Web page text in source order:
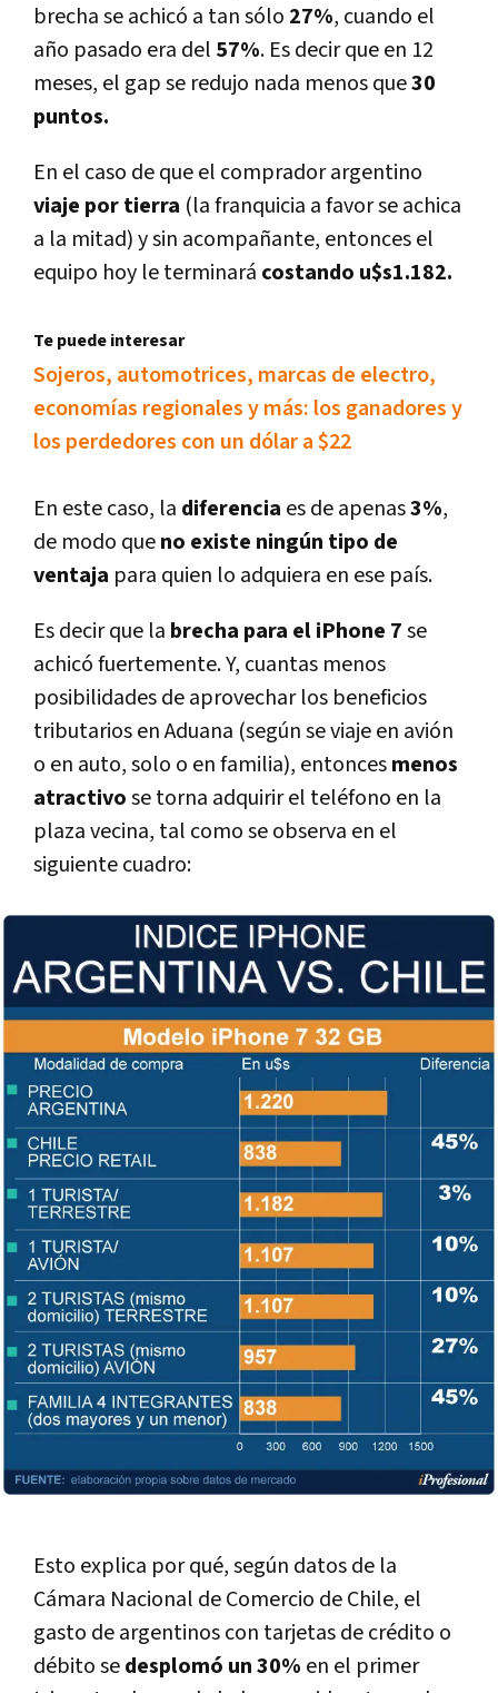
brecha se achicó a tan sólo 27%, cuando el
año pasado era del 57%. Es decir que en 12
meses, el gap se redujo nada menos que30
puntos.
En el caso de que el comprador argentino
viaje por tierra (la franquicia a favor se achica
a la mitad) y sin acompañante, entonces el
equipo hoy le terminará costando u$s1.182.
Te puede interesar
Sojeros, automotrices, marcas de electro,
economí­as regionales y más: los ganadores y
los perdedores con un dólar a $22
En este caso, la diferencia es de apenas3%,
de modo queno existe ningún tipo de
ventaja para quien lo adquiera en ese paí­s.
Es decir que la brecha para el iPhone 7se
achicó fuertemente. Y, cuantas menos
posibilidades de aprovechar los beneficios
tributarios en Aduana (según se viaje en avión
o en auto, solo o en familia), entoncesmenos
atractivose torna adquirir el teléfono en la
plaza vecina, tal como se observa en el
siguiente cuadro:
Esto explica por qué, según datos de la
Cámara Nacional de Comercio de Chile, el
gasto de argentinos con tarjetas de crédito o
débito sedesplomó un 30% en el primer